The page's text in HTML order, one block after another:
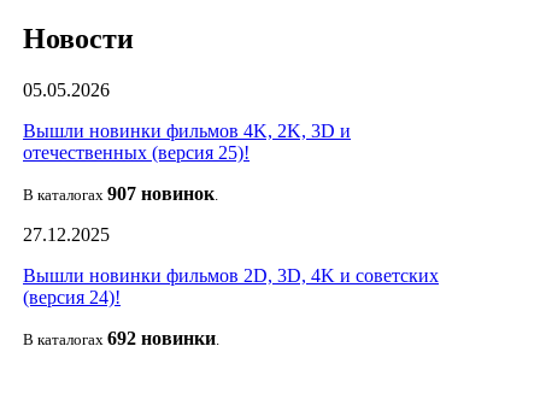
Новости
05.05.2026
Вышли новинки фильмов 4K, 2K, 3D и
отечественных (версия 25)!
В каталогах 907 новинок.
27.12.2025
Вышли новинки фильмов 2D, 3D, 4K и советских
(версия 24)!
В каталогах 692 новинки.